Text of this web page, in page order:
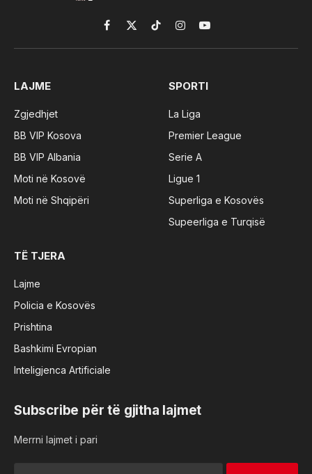
Facebook
X
(Twitter)
TikTokInstagramYouTube
LAJME
Zgjedhjet
BB VIP Kosova
BB VIP Albania
Moti në Kosovë
Moti në Shqipëri
SPORTI
La Liga
Premier League
Serie A
Ligue 1
Superliga e Kosovës
Supeerliga e Turqisë
TË TJERA
Lajme
Policia e Kosovës
Prishtina
Bashkimi Evropian
Inteligjenca Artificiale
Subscribe për të gjitha lajmet
Merrni lajmet i pari